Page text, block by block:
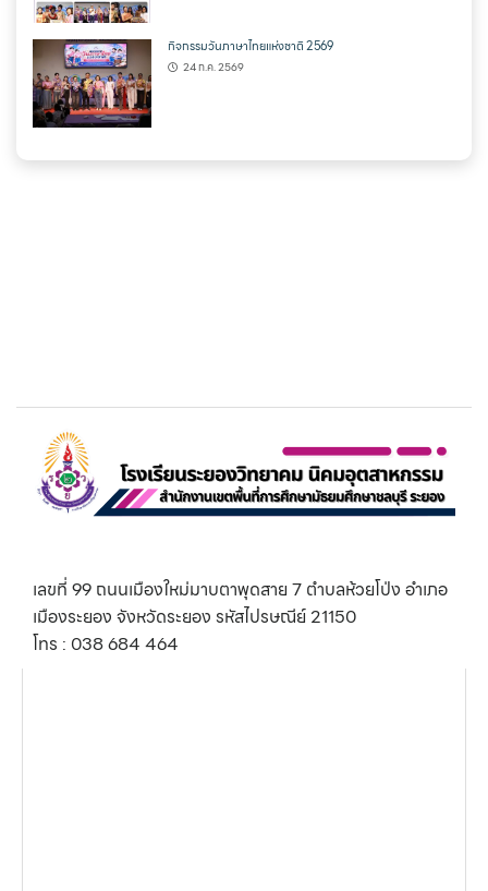
กิจกรรมวันภาษาไทยแห่งชาติ 2569
24 ก.ค. 2569
เลขที่ 99 ถนนเมืองใหม่มาบตาพุดสาย 7 ตำบลห้วยโป่ง อำเภอ
เมืองระยอง จังหวัดระยอง รหัสไปรษณีย์ 21150
โทร : 038 684 464